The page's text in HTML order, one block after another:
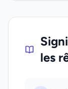
les